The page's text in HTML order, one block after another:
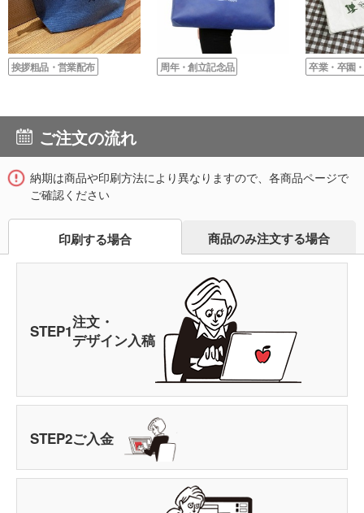
挨拶粗品・営業配布 周年・創立記念品 卒業・卒園
ご注文の流れ
納期は商品や印刷方法により異なりますので、各商品ページで
ご確認ください
印刷する場合 商品のみ注文する場合
STEP1注文・
デザイン入稿
STEP2ご入金